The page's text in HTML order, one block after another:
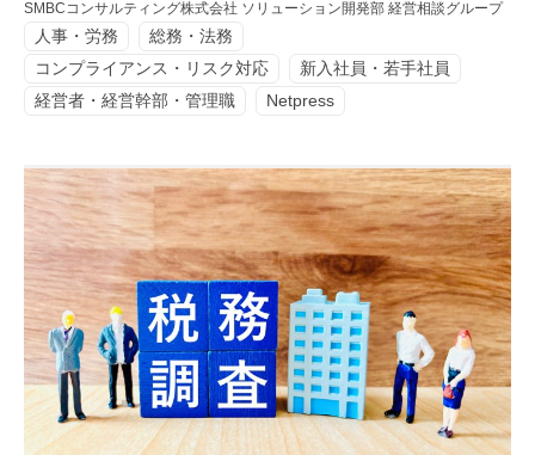
SMBCコンサルティング株式会社 ソリューション開発部 経営相談グループ
人事・労務
総務・法務
コンプライアンス・リスク対応
新入社員・若手社員
経営者・経営幹部・管理職
Netpress